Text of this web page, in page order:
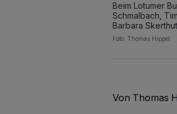
Beim Lotumer
Schmalbach,
Barbara
Foto: Thomas Hippel
Von Thomas